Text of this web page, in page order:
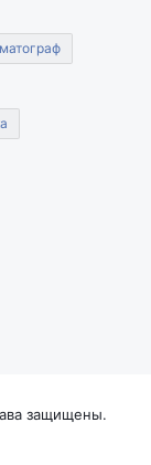
защищены.